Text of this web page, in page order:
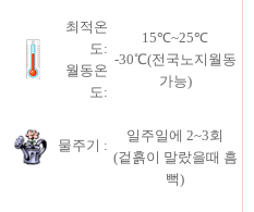
최적온
도:
월동온
도:
15℃~25℃
-30℃(전국노지월동
가능)
물주기 :
일주일에 2~3회
(겉흙이 말랐을때 흠
뻑)